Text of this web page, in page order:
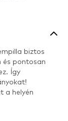
biztos
és pontosan
Így
a helyén